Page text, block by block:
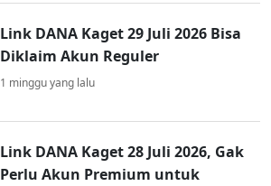
Link DANA Kaget 29 Juli 2026 Bisa
Diklaim Akun Reguler
1 minggu yang lalu
Link DANA Kaget 28 Juli 2026, Gak
Perlu Akun Premium untuk